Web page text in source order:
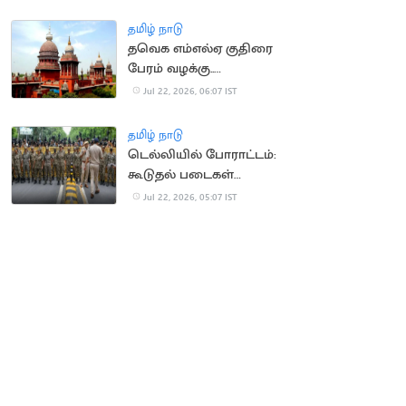
தமிழ் நாடு
தவெக எம்எல்ஏ குதிரை
பேரம் வழக்கு..
காவல்துறைக்கு
Jul 22, 2026, 06:07 IST
தமிழ் நாடு
டெல்லியில் போராட்டம்:
கூடுதல் படைகள்
வரவழைப்பு
Jul 22, 2026, 05:07 IST